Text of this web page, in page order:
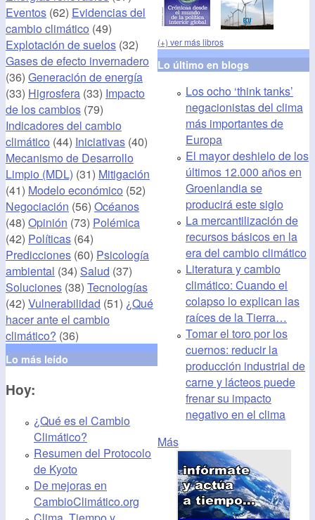
Eventos (62) Evidencias del
cambio climático (49)
Explotación de suelos (32)
Gases de efecto invernadero
(36) Generación de energía
(33) Higrosfera (33) Impacto
de los cambios (79)
Indicadores del cambio
climático (44) Iniciativas (40)
Mecanismo de Desarrollo
Limpio (MDL) (31) Mitigación
(41) Modelo económico (52)
Negociación (56) Océanos
(48) Opinión (73) Polémica
(42) Políticas (64)
Predicciones (60) Psicología
ambiental (34) Salud (37)
Soluciones (38) Tecnologías
(42) Vulnerabilidad (51) ¿Qué
hacer ante el cambio
climático? (36)
Lo más leído
Hoy:
¿Qué es el Cambio
Climático?
Resumen del Protocolo
de Kyoto
De mejoras en
CambioClimático.org
(+) ver más libros
Lo último en blogs
Los ocho ‘think tanks’
negacionistas del clima
más importantes de
Europa
El mayor deshielo de los
últimos 12.000 años en
Groenlandia se
producirá este siglo
La mercantilización de
recursos básicos en la
era del cambio climático
Literatura y cambio
climático: Cuando el
colapso lo explican las
raíces de la Tierra…
Tomar el toro por los
cuernos: reducir la
producción industrial de
carne y lácteos puede
frenar su impacto
negativo en el clima
Más